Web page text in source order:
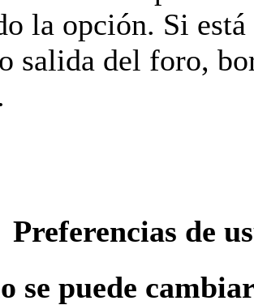
la opción. Si
salida del foro,
Preferencias de
se puede